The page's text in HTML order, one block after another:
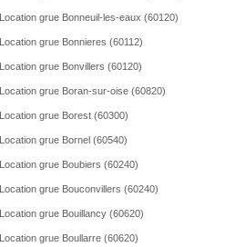
Location grue Bonneuil-les-eaux (60120)
Location grue Bonnieres (60112)
Location grue Bonvillers (60120)
Location grue Boran-sur-oise (60820)
Location grue Borest (60300)
Location grue Bornel (60540)
Location grue Boubiers (60240)
Location grue Bouconvillers (60240)
Location grue Bouillancy (60620)
Location grue Boullarre (60620)